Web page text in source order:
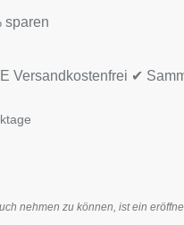
sparen
Versandkostenfrei ✔
nehmen zu können, ist ein